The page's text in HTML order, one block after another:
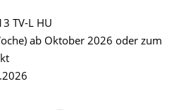
TV-L HU
ab Oktober 2026 oder zum